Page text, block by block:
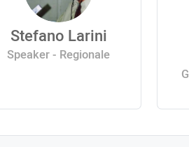
Stefano Larini
Speaker - Regionale